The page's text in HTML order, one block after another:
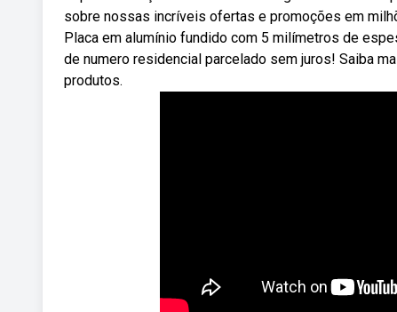
sobre nossas incríveis ofertas e promoções em
Placa em alumínio fundido com 5 milímetros de
de numero residencial parcelado sem juros! Saiba
produtos.